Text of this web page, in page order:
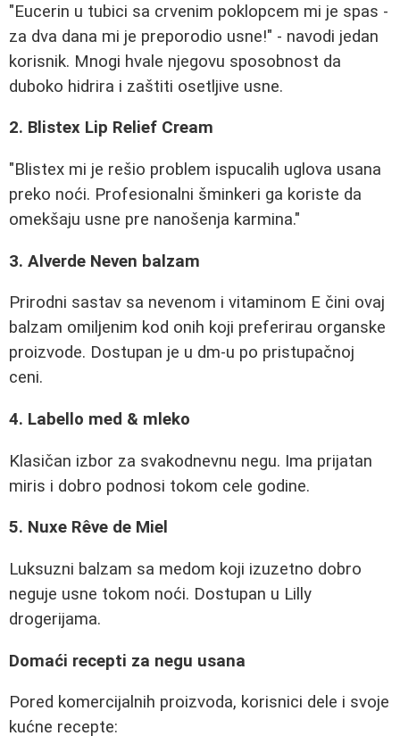
"Eucerin u tubici sa crvenim poklopcem mi je spas -
za dva dana mi je preporodio usne!" - navodi jedan
korisnik. Mnogi hvale njegovu sposobnost da
duboko hidrira i zaštiti osetljive usne.
2. Blistex Lip Relief Cream
"Blistex mi je rešio problem ispucalih uglova usana
preko noći. Profesionalni šminkeri ga koriste da
omekšaju usne pre nanošenja karmina."
3. Alverde Neven balzam
Prirodni sastav sa nevenom i vitaminom E čini ovaj
balzam omiljenim kod onih koji preferirau organske
proizvode. Dostupan je u dm-u po pristupačnoj
ceni.
4. Labello med & mleko
Klasičan izbor za svakodnevnu negu. Ima prijatan
miris i dobro podnosi tokom cele godine.
5. Nuxe Rêve de Miel
Luksuzni balzam sa medom koji izuzetno dobro
neguje usne tokom noći. Dostupan u Lilly
drogerijama.
Domaći recepti za negu usana
Pored komercijalnih proizvoda, korisnici dele i svoje
kućne recepte: